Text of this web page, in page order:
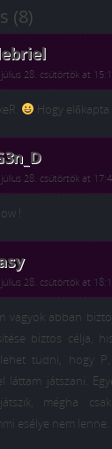
(8)
28. csütörtök at
Hogy
28. csütörtök at
!
28. csütörtök at
vagyok abban
biztos célja,
lehet tudni, hogy
láttam játszani.
mégha
esélye nem lenne.